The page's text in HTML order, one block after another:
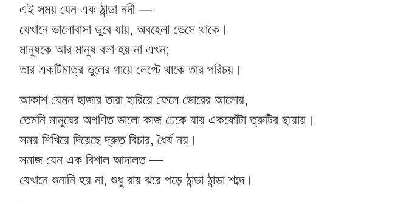
এই সময় যেন এক ঠান্ডা নদী —
যেখানে ভালোবাসা ডুবে যায়, অবহেলা ভেসে থাকে।
মানুষকে আর মানুষ বলা হয় না এখন;
তার একটিমাত্র ভুলের গায়ে লেপ্টে থাকে তার পরিচয়।
আকাশ যেমন হাজার তারা হারিয়ে ফেলে ভোরের আলোয়,
তেমনি মানুষের অগণিত ভালো কাজ ঢেকে যায় একফোঁটা ত্রুটির ছায়ায়।
সময় শিখিয়ে দিয়েছে দ্রুত বিচার, ধৈর্য নয়।
সমাজ যেন এক বিশাল আদালত —
যেখানে শুনানি হয় না, শুধু রায় ঝরে পড়ে ঠান্ডা ঠান্ডা শব্দে।